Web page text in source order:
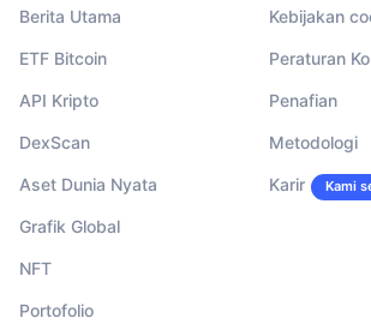
Berita Utama
ETF Bitcoin
API Kripto
DexScan
Aset Dunia Nyata
Grafik Global
NFT
Portofolio
Kebijakan
Peraturan
Penafian
Metodologi
Karir Kami